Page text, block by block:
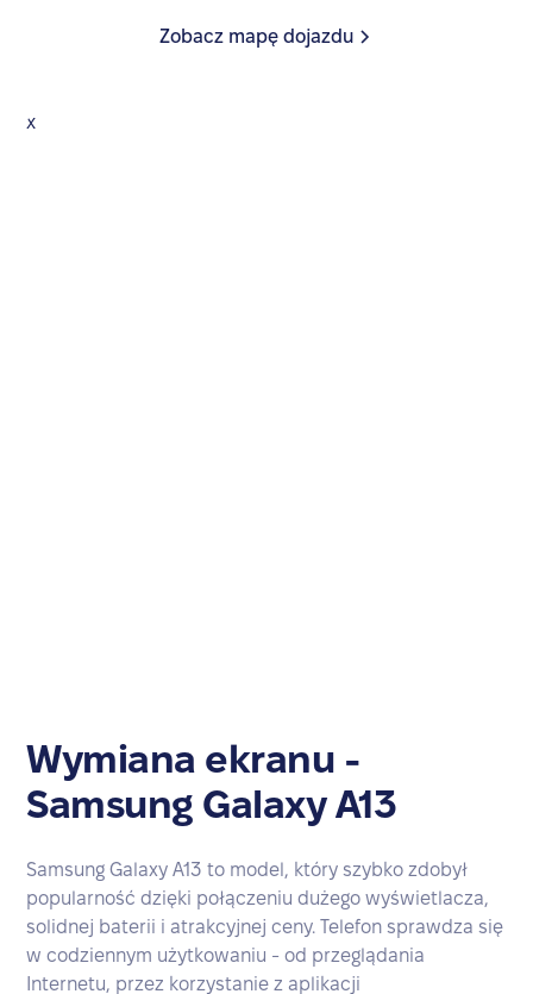
Zobacz mapę dojazdu
x
Wymiana ekranu -
Samsung Galaxy A13
Samsung Galaxy A13 to model, który szybko zdobył
popularność dzięki połączeniu dużego wyświetlacza,
solidnej baterii i atrakcyjnej ceny. Telefon sprawdza się
w codziennym użytkowaniu - od przeglądania
Internetu, przez korzystanie z aplikacji